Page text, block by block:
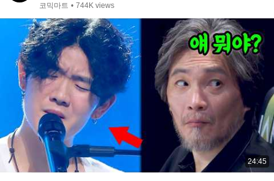
코믹마트 • 744K views
24:45